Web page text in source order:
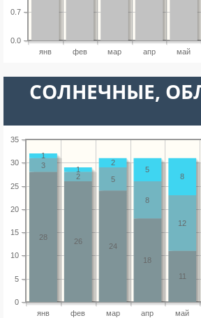
янв фев мар апр май
0.0
0.7
CОЛНЕЧНЫЕ,
янв фев мар апр май
0
5
10
15
20
25
30
35
11
18
24
26
28
12
8
5
2
3
8
5
2
1
1